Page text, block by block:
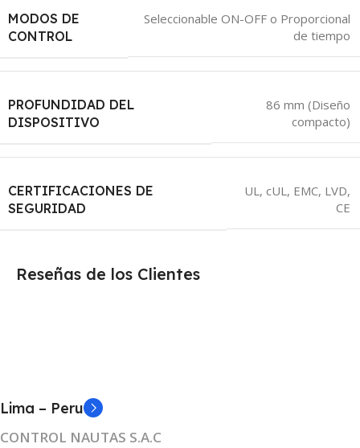
MODOS DE
CONTROL
Seleccionable ON-OFF o Proporcional
de tiempo
PROFUNDIDAD DEL
DISPOSITIVO
86 mm (Diseño
compacto)
CERTIFICACIONES DE
SEGURIDAD
UL, cUL, EMC, LVD,
CE
Reseñas de los Clientes
Lima – Peru
CONTROL NAUTAS S.A.C